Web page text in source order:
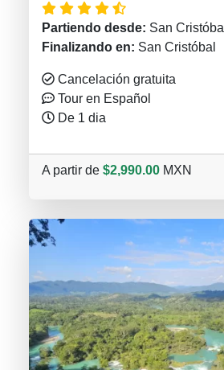
Partiendo desde: San Cristóbal
Finalizando en: San Cristóbal
Cancelación gratuita
Tour en Español
De 1 dia
A partir de $2,990.00 MXN